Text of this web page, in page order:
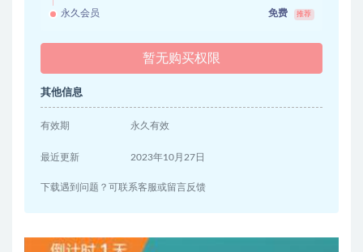
永久会员 免费 推荐
暂无购买权限
其他信息
有效期 永久有效
最近更新 2023年10月27日
下载遇到问题？可联系客服或留言反馈